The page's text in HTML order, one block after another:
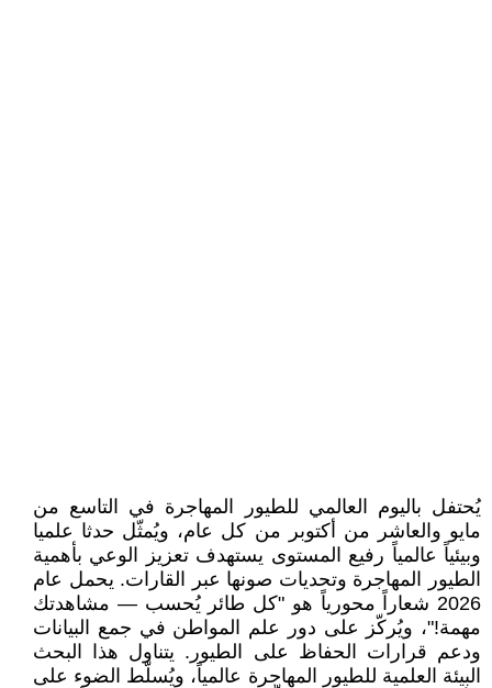
يُحتفل باليوم العالمي للطيور المهاجرة في التاسع من
مايو والعاشر من أكتوبر من كل عام، ويُمثّل حدثا علميا
وبيئياً عالمياً رفيع المستوى يستهدف تعزيز الوعي بأهمية
الطيور المهاجرة وتحديات صونها عبر القارات. يحمل عام
2026 شعاراً محورياً هو "كل طائر يُحسب — مشاهدتك
مهمة!"، ويُركّز على دور علم المواطن في جمع البيانات
ودعم قرارات الحفاظ على الطيور. يتناول هذا البحث
البيئة العلمية للطيور المهاجرة عالمياً، ويُسلّط الضوء على